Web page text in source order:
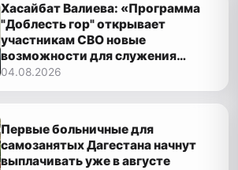
Хасайбат Валиева: «Программа
"Доблесть гор" открывает
участникам СВО новые
возможности для служения
Дагестану»
04.08.2026
Первые больничные для
самозанятых Дагестана начнут
выплачивать уже в августе